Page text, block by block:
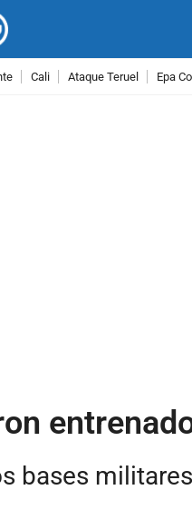
Cali Ataque Teruel Epa
bases